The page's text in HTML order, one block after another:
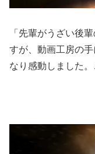
「先輩がうざい後
すが、動画工房の
なり感動しました